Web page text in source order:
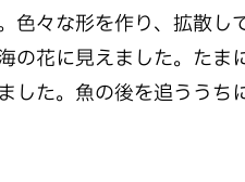
色々な形を作り、拡散し
の花に見えました。たま
した。魚の後を追ううち